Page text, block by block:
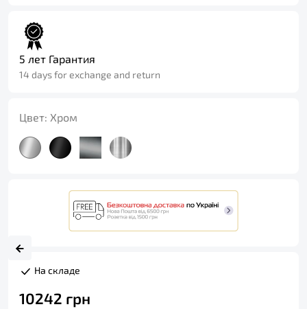
5 лет Гарантия
14 days for exchange and return
Цвет: Хром
На складе
10242 грн